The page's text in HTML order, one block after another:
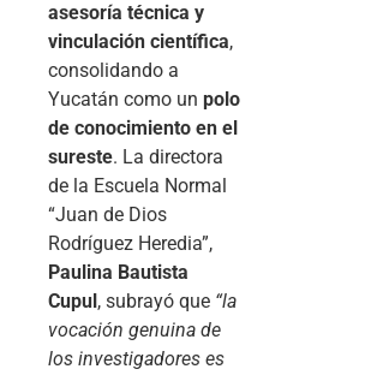
asesoría técnica y
vinculación científica,
consolidando a
Yucatán como un polo
de conocimiento en el
sureste. La directora
de la Escuela Normal
“Juan de Dios
Rodríguez Heredia”,
Paulina Bautista
Cupul, subrayó que “la
vocación genuina de
los investigadores es